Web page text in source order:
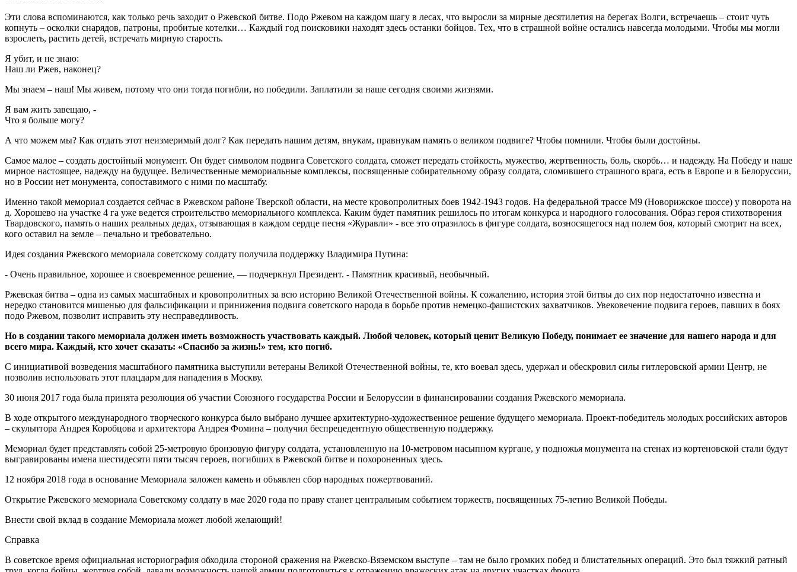
Эти слова вспоминаются, как только речь заходит о Ржевской битве. Подо Ржевом на каждом шагу в лесах, что выросли за мирные десятилетия на берегах Волги, встречаешь – стоит чуть
копнуть – осколки снарядов, патроны, пробитые котелки… Каждый год поисковики находят здесь останки бойцов. Тех, что в страшной войне остались навсегда молодыми. Чтобы мы могли
взрослеть, растить детей, встречать мирную старость.
Я убит, и не знаю:
Наш ли Ржев, наконец?
Мы знаем – наш! Мы живем, потому что они тогда погибли, но победили. Заплатили за наше сегодня своими жизнями.
Я вам жить завещаю, -
Что я больше могу?
А что можем мы? Как отдать этот неизмеримый долг? Как передать нашим детям, внукам, правнукам память о великом подвиге? Чтобы помнили. Чтобы были достойны.
Самое малое – создать достойный монумент. Он будет символом подвига Советского солдата, сможет передать стойкость, мужество, жертвенность, боль, скорбь… и надежду. На Победу и наше
мирное настоящее, надежду на будущее. Величественные мемориальные комплексы, посвященные собирательному образу солдата, сломившего страшного врага, есть в Европе и в Белоруссии,
но в России нет монумента, сопоставимого с ними по масштабу.
Именно такой мемориал создается сейчас в Ржевском районе Тверской области, на месте кровопролитных боев 1942-1943 годов. На федеральной трассе М9 (Новорижское шоссе) у поворота на
д. Хорошево на участке 4 га уже ведется строительство мемориального комплекса. Каким будет памятник решилось по итогам конкурса и народного голосования. Образ героя стихотворения
Твардовского, память о наших реальных дедах, отзывающая в каждом сердце песня «Журавли» - все это отразилось в фигуре солдата, возносящегося над полем боя, который смотрит на всех,
кого оставил на земле – печально и требовательно.
Идея создания Ржевского мемориала советскому солдату получила поддержку Владимира Путина:
- Очень правильное, хорошее и своевременное решение, — подчеркнул Президент. - Памятник красивый, необычный.
Ржевская битва – одна из самых масштабных и кровопролитных за всю историю Великой Отечественной войны. К сожалению, история этой битвы до сих пор недостаточно известна и
нередко становится мишенью для фальсификации и принижения подвига советского народа в борьбе против немецко-фашистских захватчиков. Увековечение подвига героев, павших в боях
подо Ржевом, позволит исправить эту несправедливость.
Но в создании такого мемориала должен иметь возможность участвовать каждый. Любой человек, который ценит Великую Победу, понимает ее значение для нашего народа и для
всего мира. Каждый, кто хочет сказать: «Спасибо за жизнь!» тем, кто погиб.
С инициативой возведения масштабного памятника выступили ветераны Великой Отечественной войны, те, кто воевал здесь, удержал и обескровил силы гитлеровской армии Центр, не
позволив использовать этот плацдарм для нападения в Москву.
30 июня 2017 года была принята резолюция об участии Союзного государства России и Белоруссии в финансировании создания Ржевского мемориала.
В ходе открытого международного творческого конкурса было выбрано лучшее архитектурно-художественное решение будущего мемориала. Проект-победитель молодых российских авторов
– скульптора Андрея Коробцова и архитектора Андрея Фомина – получил беспрецедентную общественную поддержку.
Мемориал будет представлять собой 25-метровую бронзовую фигуру солдата, установленную на 10-метровом насыпном кургане, у подножья монумента на стенах из кортеновской стали будут
выгравированы имена шестидесяти пяти тысяч героев, погибших в Ржевской битве и похороненных здесь.
12 ноября 2018 года в основание Мемориала заложен камень и объявлен сбор народных пожертвований.
Открытие Ржевского мемориала Советскому солдату в мае 2020 года по праву станет центральным событием торжеств, посвященных 75-летию Великой Победы.
Внести свой вклад в создание Мемориала может любой желающий!
Справка
В советское время официальная историография обходила стороной сражения на Ржевско-Вяземском выступе – там не было громких побед и блистательных операций. Это был тяжкий ратный